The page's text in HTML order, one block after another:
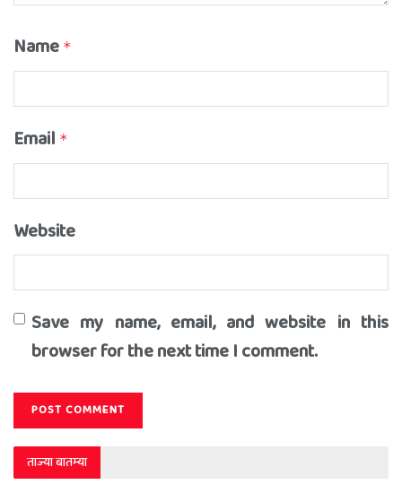
Name *
Email *
Website
Save my name, email, and website in this
browser for the next time I comment.
ताज्या बातम्या